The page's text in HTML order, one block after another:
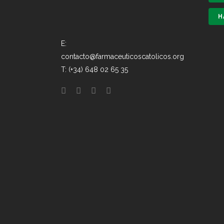
E:
contacto@farmaceuticoscatolicos.org
T: (+34) 648 02 65 35